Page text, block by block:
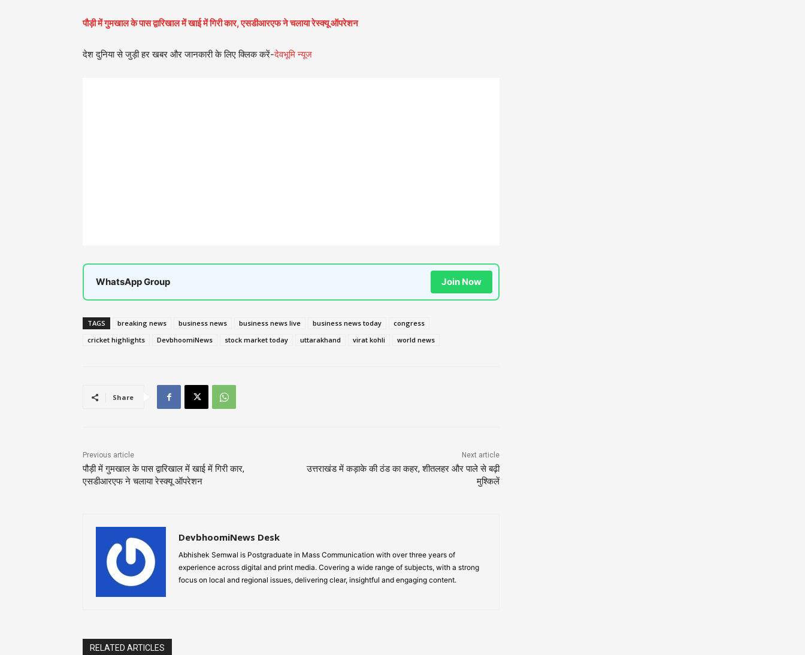
पौड़ी में गुमखाल के पास द्वारिखाल में खाई में गिरी कार, एसडीआरएफ ने चलाया रेस्क्यू ऑपरेशन
देश दुनिया से जुड़ी हर खबर और जानकारी के लिए क्लिक करें-देवभूमि न्यूज
WhatsApp Group Join Now
TAGS breaking news business news business news live business news today
congress
cricket highlights
DevbhoomiNews stock market today uttarakhand virat kohli world news
Share
Previous article
पौड़ी में गुमखाल के पास द्वारिखाल में खाई में गिरी कार,
एसडीआरएफ ने चलाया रेस्क्यू ऑपरेशन
Next article
उत्तराखंड में कड़ाके की ठंड का कहर, शीतलहर और पाले से बढ़ी
मुश्किलें
DevbhoomiNews Desk
Abhishek Semwal is Postgraduate in Mass Communication with over three years of
experience across digital and print media. Covering a wide range of subjects, with a strong
focus on local and regional issues, delivering clear, insightful and engaging content.
RELATED ARTICLES